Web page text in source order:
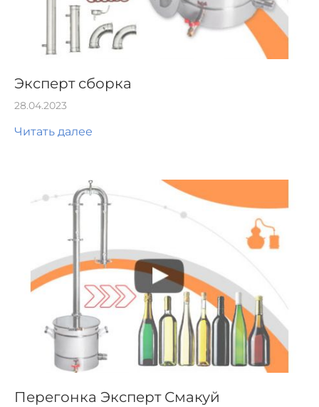
Эксперт сборка
28.04.2023
Читать далее
Перегонка Эксперт Смакуй